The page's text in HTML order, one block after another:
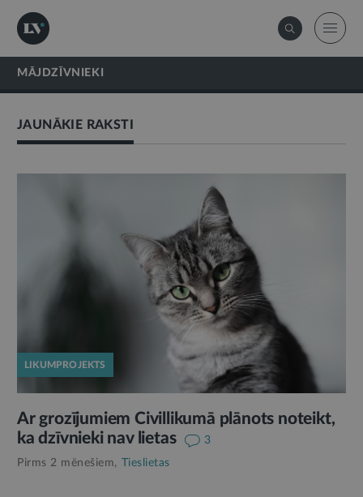
MĀJDZĪVNIEKI
JAUNĀKIE RAKSTI
LIKUMPROJEKTS
Ar grozījumiem Civillikumā plānots noteikt,
ka dzīvnieki nav lietas
3
Pirms 2 mēnešiem, Tieslietas